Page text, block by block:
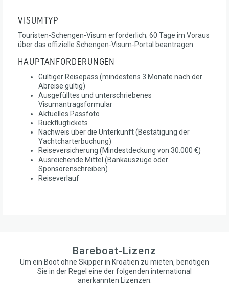
VISUMTYP
Touristen-Schengen-Visum erforderlich; 60 Tage im Voraus
über das offizielle Schengen-Visum-Portal beantragen.
HAUPTANFORDERUNGEN
Gültiger Reisepass (mindestens 3 Monate nach der
Abreise gültig)
Ausgefülltes und unterschriebenes
Visumantragsformular
Aktuelles Passfoto
Rückflugtickets
Nachweis über die Unterkunft (Bestätigung der
Yachtcharterbuchung)
Reiseversicherung (Mindestdeckung von 30.000 €)
Ausreichende Mittel (Bankauszüge oder
Sponsorenschreiben)
Reiseverlauf
Bareboat-Lizenz
Um ein Boot ohne Skipper in Kroatien zu mieten, benötigen
Sie in der Regel eine der folgenden international
anerkannten Lizenzen: